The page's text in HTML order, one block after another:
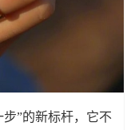
”的新标杆，它不